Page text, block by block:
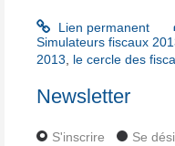
Lien permanent
Simulateurs fiscaux
2013
le cercle des
Newsletter
S'inscrire Se